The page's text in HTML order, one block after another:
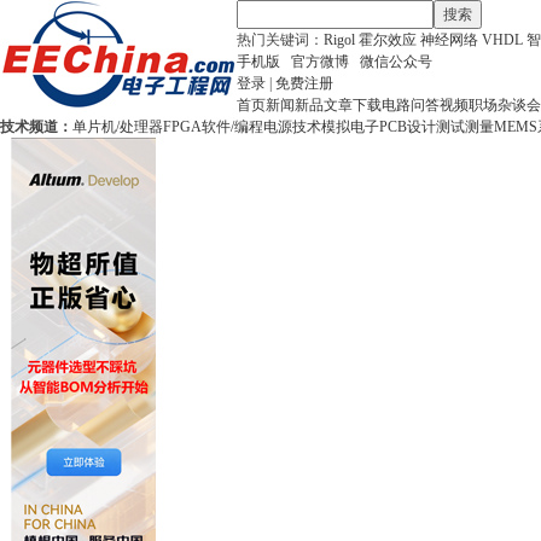
搜索
热门关键词： Rigol 霍尔效应 神经网络 VHDL
手机版
官方微博
微信公众号
登录 免费注册
首页新闻新品文章下载电路问答视频职场杂谈
技术频道： 单片机/处理器FPGA软件/编程电源技术模拟电子PCB设计测试测量MEMS